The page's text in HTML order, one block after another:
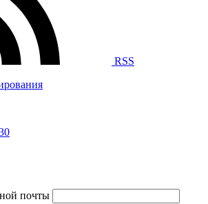
RSS
почты